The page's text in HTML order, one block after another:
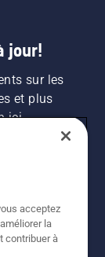
jour!
sur les
et plus
ici.
acceptez
la
contribuer à